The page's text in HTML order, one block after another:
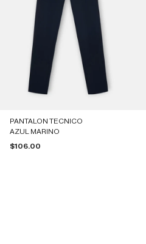
PANTALON TECNICO
AZUL MARINO
Precio de oferta
$106.00